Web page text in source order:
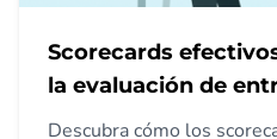
Scorecards
la evaluación de
objetiva
Descubra cómo los